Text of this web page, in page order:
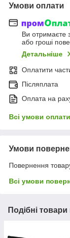
Умови оплати
Ви отримаєте
або гроші
Детальніше
Оплатити
Післяплата
Оплата на
Всі умови оплати
Умови
Повернення
Всі умови
Подібні товари